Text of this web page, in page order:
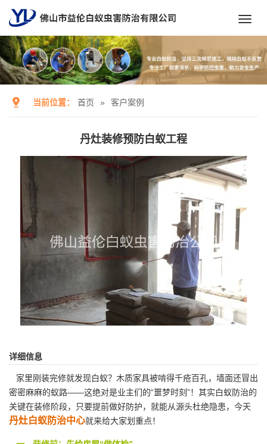
当前位置： 首页 » 客户案例
丹灶装修预防白蚁工程
详细信息
家里刚装完修就发现白蚁？木质家具被啃得千疮百孔，墙面还冒出
密密麻麻的蚁路——这绝对是业主们的“噩梦时刻”！其实白蚁防治的
关键在装修阶段，只要提前做好防护，就能从源头杜绝隐患，今天
丹灶白蚁防治中心就来给大家划重点！